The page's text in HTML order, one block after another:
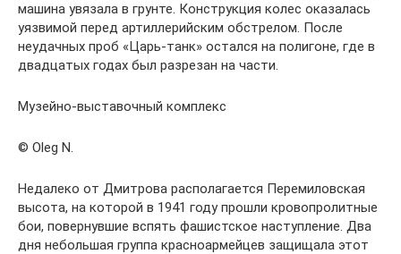
машина увязала в грунте. Конструкция колес оказалась
уязвимой перед артиллерийским обстрелом. После
неудачных проб «Царь-танк» остался на полигоне, где в
двадцатых годах был разрезан на части.
Музейно-выставочный комплекс
© Oleg N.
Недалеко от Дмитрова располагается Перемиловская
высота, на которой в 1941 году прошли кровопролитные
бои, повернувшие вспять фашистское наступление. Два
дня небольшая группа красноармейцев защищала этот